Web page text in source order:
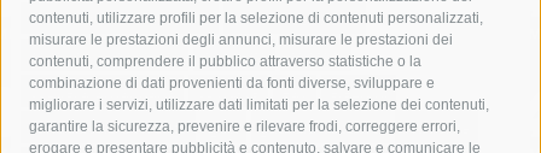
contenuti, utilizzare profili per la selezione di contenuti personalizzati,
misurare le prestazioni degli annunci, misurare le prestazioni dei
contenuti, comprendere il pubblico attraverso statistiche o la
combinazione di dati provenienti da fonti diverse, sviluppare e
migliorare i servizi, utilizzare dati limitati per la selezione dei contenuti,
garantire la sicurezza, prevenire e rilevare frodi, correggere errori,
erogare e presentare pubblicità e contenuto, salvare e comunicare le
castellammare di stabia
circumvesuviana
comune di sorrento
concerto
contagi
costiera amalfitana
covid-19 eav
elezioni
fondazione sorrento
gori guardia costiera
incidente